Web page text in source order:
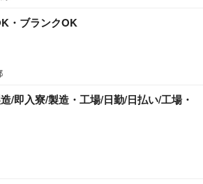
・ブランクOK
/即入寮/製造・工場/日勤/日払い/工場・